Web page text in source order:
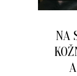
NA